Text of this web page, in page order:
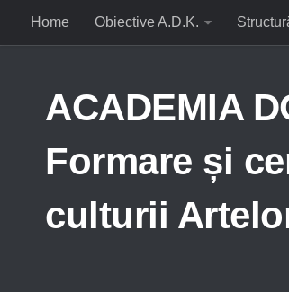
Home Obiective A.D.K.
ACADEMIA
Formare și
culturii